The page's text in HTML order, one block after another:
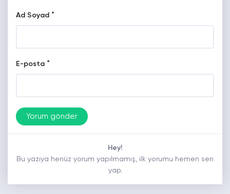
Ad Soyad *
E-posta *
Hey!
Bu yazıya henüz yorum yapılmamış, ilk yorumu hemen sen
yap.